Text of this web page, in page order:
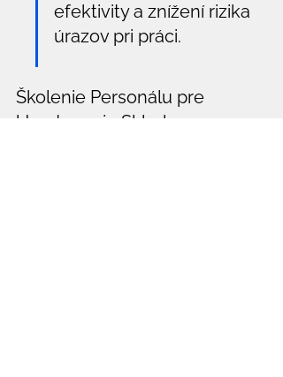
efektivity a znížení rizika
úrazov pri práci.
Školenie Personálu pre
Upratovanie Skladov